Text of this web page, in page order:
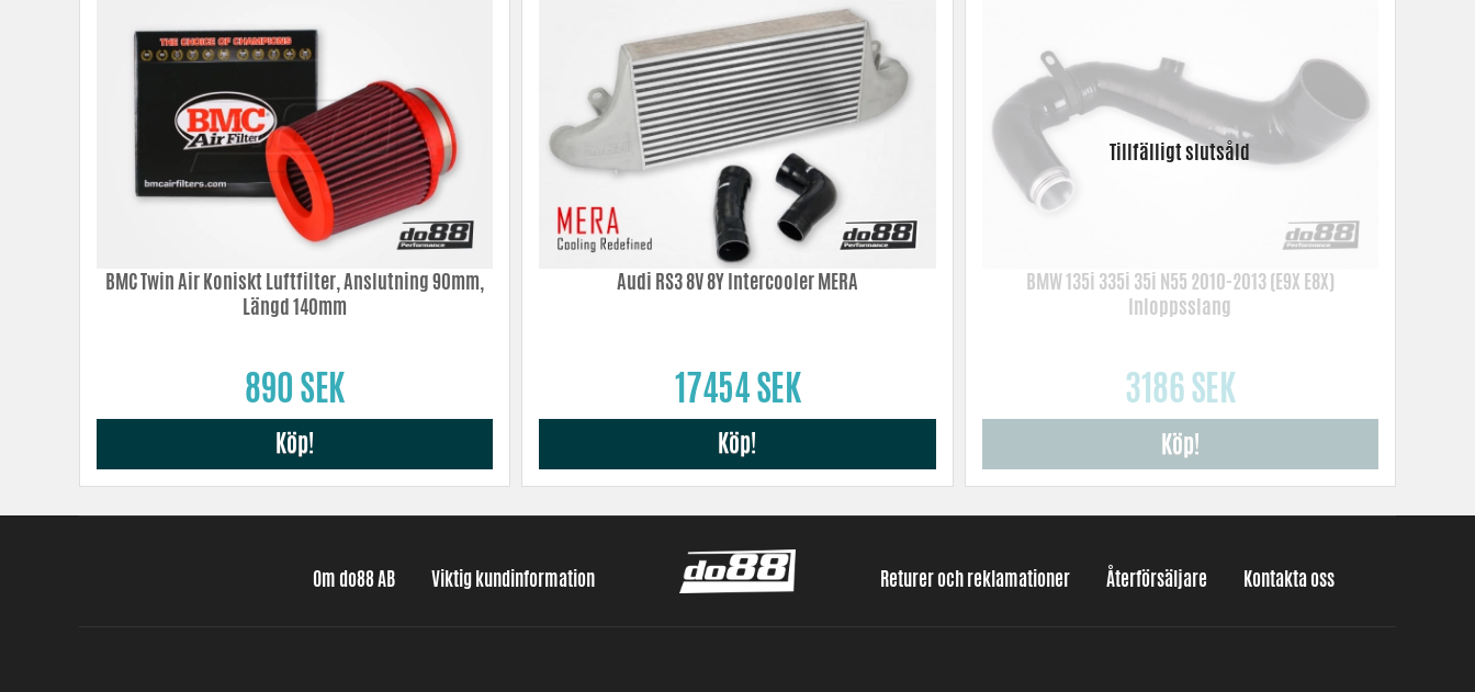
BMC Twin Air Koniskt Luftfilter, Anslutning 90mm,
Längd 140mm
890 SEK
Köp!
Audi RS3 8V 8Y Intercooler MERA
17454 SEK
Köp!
BMW 135i 335i 35i N55 2010-2013 (E9X E8X)
Inloppsslang
3186 SEK
Köp!
Om do88 AB Viktig kundinformation Returer och reklamationer Återförsäljare Kontakta oss